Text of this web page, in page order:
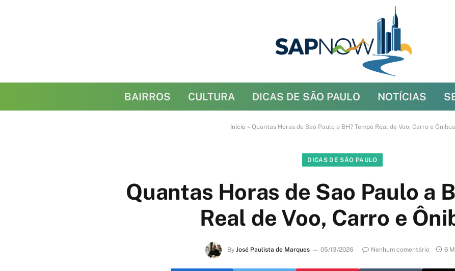
BAIRROS CULTURA DICAS DE SÃO PAULO NOTÍCIAS
Início » Quantas Horas de Sao Paulo a BH? Tempo Real de Voo, Carro e Ônibus
DICAS DE SÃO PAULO
Quantas Horas de Sao Paulo a
Real de Voo, Carro e
By José Paulista de Marques 05/13/2026 Nenhum comentário 6